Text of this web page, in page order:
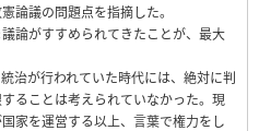
論議の問題点を指摘した。
論がすすめられてきたことが、最大
治が行われていた時代には、絶対に判
ることは考えられていなかった。現
家を運営する以上、言葉で権力をし